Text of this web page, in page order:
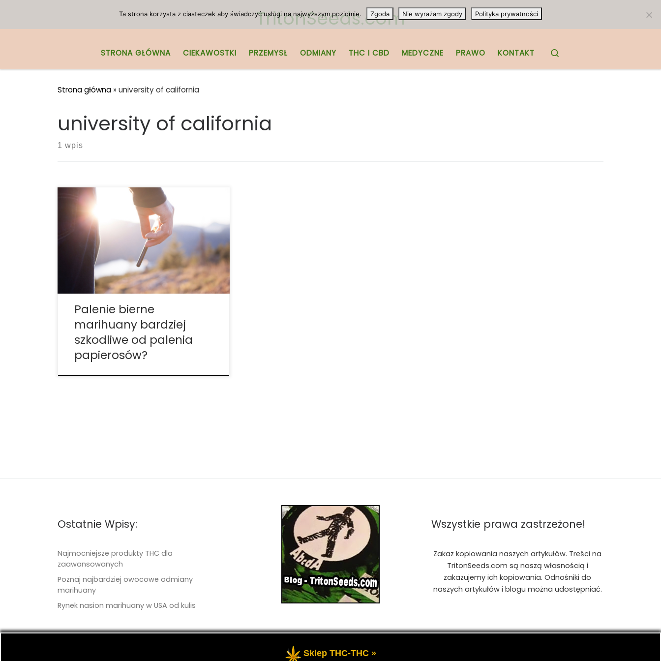
TritonSeeds.com
STRONA GŁÓWNA CIEKAWOSTKI PRZEMYSŁ ODMIANY THC I CBD MEDYCZNE PRAWO KONTAKT
Strona główna » university of california
university of california
1 wpis
Zgodnie z nowym badaniem
przeprowadzonym przez American Heart
Association dym papierosowy jest mniej
szkodliwy niż dym cannabis z „drugiej ręki”.
Badanie – opublikowane w Journal of the
American Heart Association – wykazało,
że tętnice szczurów przeprowadzały krew
mniej wydajnie przez […]
Palenie bierne
marihuany bardziej
szkodliwe od palenia
papierosów?
Ostatnie Wpisy:
Najmocniejsze produkty THC dla
zaawansowanych
Poznaj najbardziej owocowe odmiany
marihuany
Rynek nasion marihuany w USA od kulis
Wszystkie prawa zastrzeżone!
Zakaz kopiowania naszych artykułów. Treści na
TritonSeeds.com są naszą własnością i
zakazujemy ich kopiowania. Odnośniki do
naszych artykułów i blogu można udostępniać.
- Przedstawia portal-blog o Marihuanie, cannabis, konopiach indyjskich, CBD, RSO, THC.
Ta strona korzysta z ciasteczek aby świadczyć usługi na najwyższym poziomie. Zgoda Nie wyrażam zgody Polityka prywatności
Sklep THC-THC »